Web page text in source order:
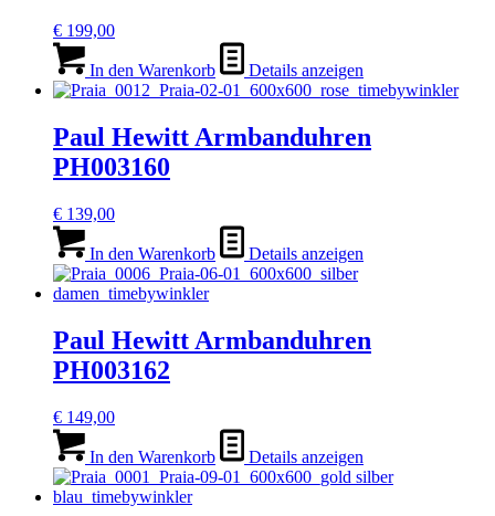
€ 199,00
In den Warenkorb Details anzeigen
Paul Hewitt Armbanduhren
PH003160
€ 139,00
In den Warenkorb Details anzeigen
Paul Hewitt Armbanduhren
PH003162
€ 149,00
In den Warenkorb Details anzeigen